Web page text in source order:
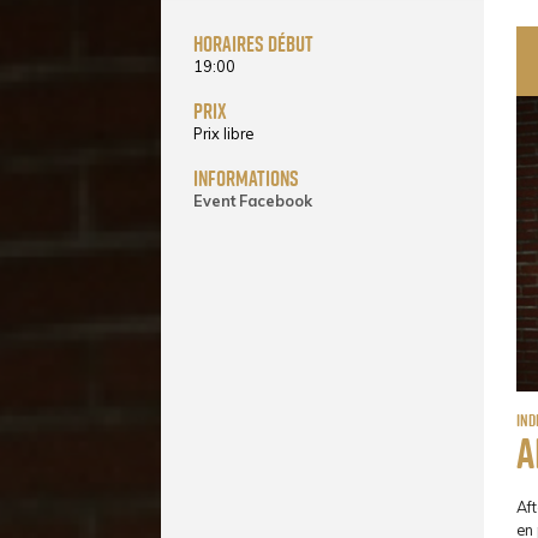
horaires début
19:00
prix
Prix libre
informations
Event Facebook